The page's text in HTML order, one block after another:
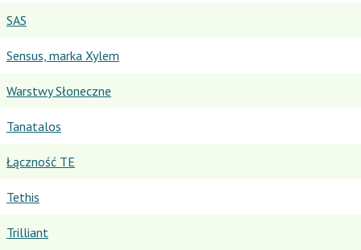
SAS
Sensus, marka Xylem
Warstwy Słoneczne
Tanatalos
Łączność TE
Tethis
Trilliant